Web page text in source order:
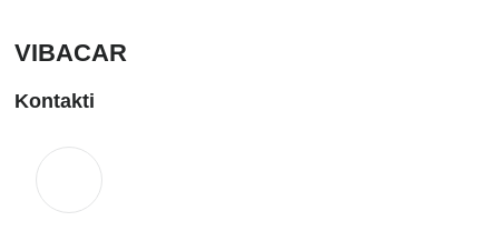
VIBACAR
Kontakti